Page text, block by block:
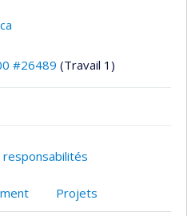
#26489 (Travail 1)
Projets